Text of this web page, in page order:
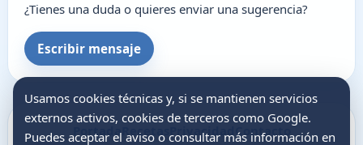
Usamos cookies técnicas y, si se mantienen servicios
externos activos, cookies de terceros como Google.
Puedes aceptar el aviso o consultar más información en
¿Tienes una duda o quieres enviar una sugerencia?
Escribir mensaje
PortadaRecetas Privacidad Contacto